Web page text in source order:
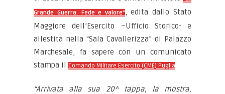
Grande Guerra. Fede e valore”, edita dallo Stato
Maggiore dell’Esercito –Ufficio Storico- e
allestita nella “Sala Cavallerizza” di Palazzo
Marchesale, fa sapere con un comunicato
stampa ilComando Militare Esercito (CME) Puglia.
“Arrivata alla sua 20^ tappa, la mostra,